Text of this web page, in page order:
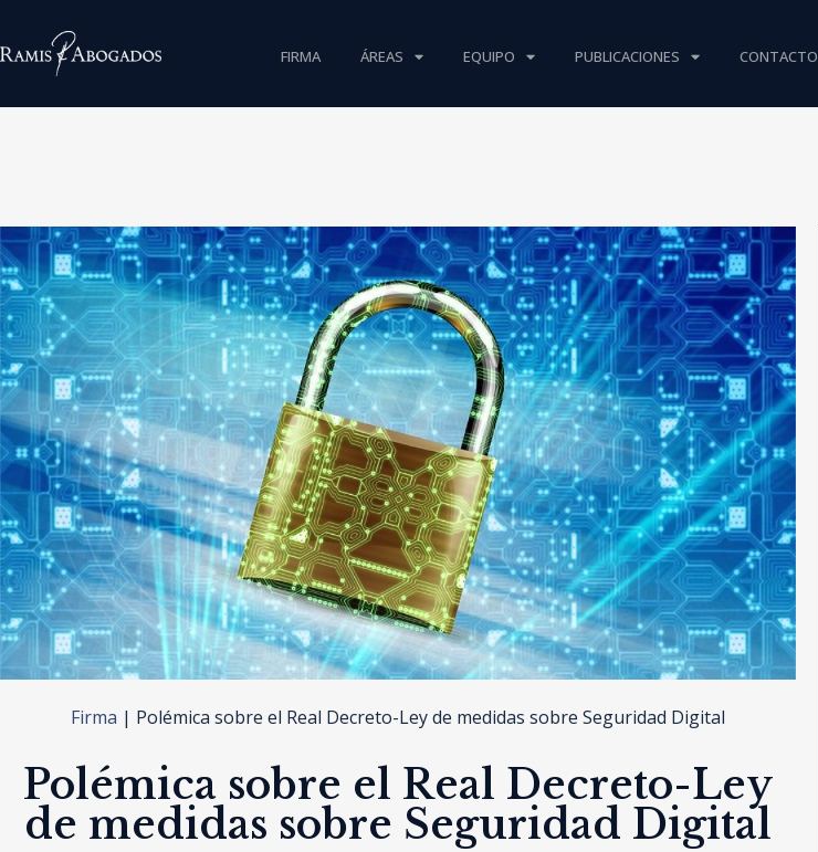
FIRMA ÁREAS EQUIPO PUBLICACIONES CONTACTO
Firma | Polémica sobre el Real Decreto-Ley de medidas sobre Seguridad Digital
Polémica sobre el Real Decreto-Ley
de medidas sobre Seguridad Digital